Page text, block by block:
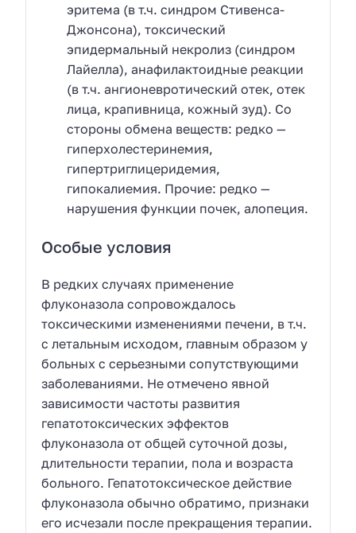
эритема (в т.ч. синдром Стивенса-
Джонсона), токсический
эпидермальный некролиз (синдром
Лайелла), анафилактоидные реакции
(в т.ч. ангионевротический отек, отек
лица, крапивница, кожный зуд). Со
стороны обмена веществ: редко —
гиперхолестеринемия,
гипертриглицеридемия,
гипокалиемия. Прочие: редко —
нарушения функции почек, алопеция.
Особые условия
В редких случаях применение
флуконазола сопровождалось
токсическими изменениями печени, в т.ч.
с летальным исходом, главным образом у
больных с серьезными сопутствующими
заболеваниями. Не отмечено явной
зависимости частоты развития
гепатотоксических эффектов
флуконазола от общей суточной дозы,
длительности терапии, пола и возраста
больного. Гепатотоксическое действие
флуконазола обычно обратимо, признаки
его исчезали после прекращения терапии.